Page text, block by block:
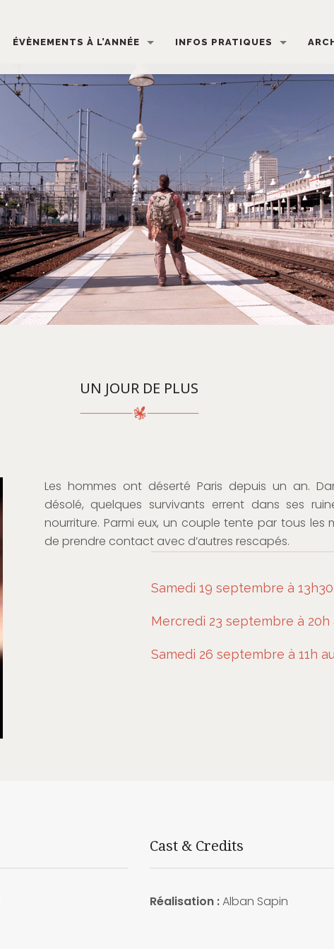
ÉVÈNEMENTS À L’ANNÉE INFOS PRATIQUES
UN JOUR DE PLUS
Les hommes ont déserté Paris depuis un an.
désolé, quelques survivants errent dans ses
nourriture. Parmi eux, un couple tente par tous les
de prendre contact avec d’autres rescapés.
Samedi 19 septembre à
Mercredi 23 septembre à 20h
Samedi 26 septembre à 11h
Cast & Credits
Réalisation :Alban Sapin